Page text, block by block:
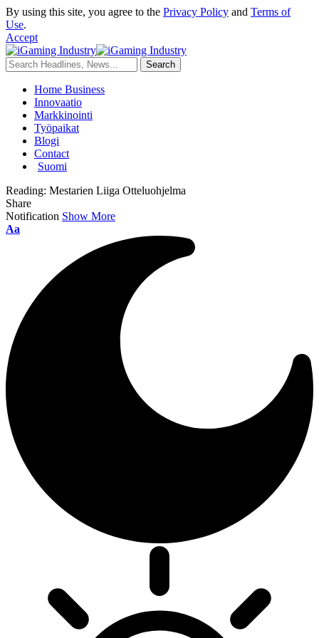
By using this site, you agree to the Privacy Policy and Terms of
Use.
Accept
Home Business
Innovaatio
Markkinointi
Työpaikat
Blogi
Contact
Suomi
Reading: Mestarien Liiga Otteluohjelma
Share
Notification Show More
Aa